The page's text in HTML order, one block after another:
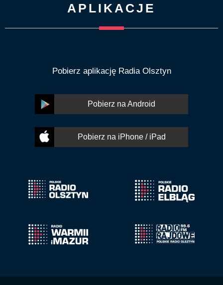
APLIKACJE
Pobierz aplikację Radia Olsztyn
Pobierz na Android
Pobierz na iPhone / iPad